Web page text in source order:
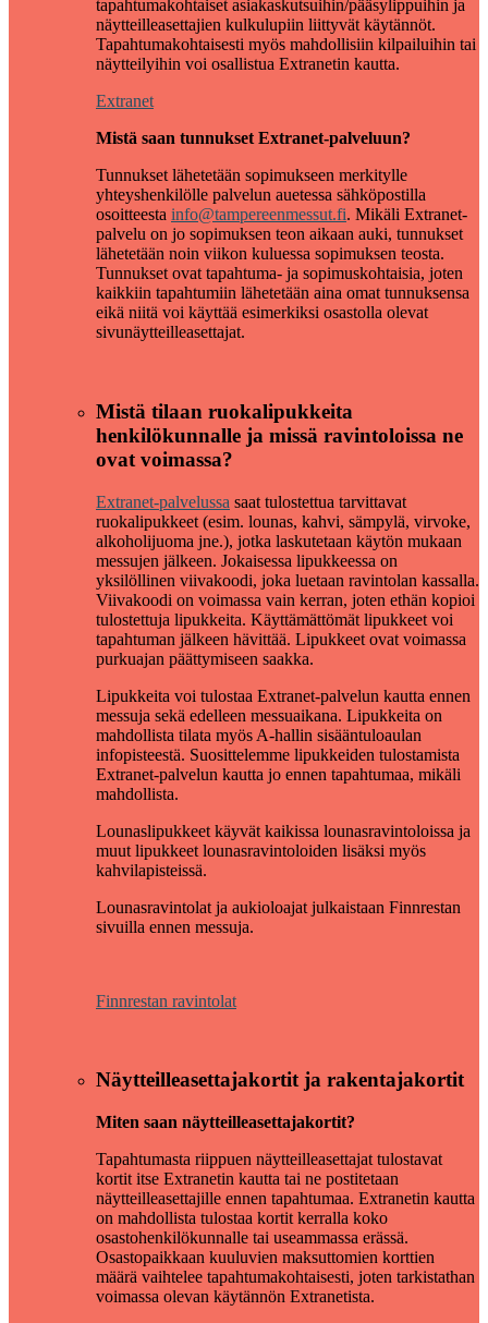
tapahtumakohtaiset asiakaskutsuihin/pääsylippuihin ja
näytteilleasettajien kulkulupiin liittyvät käytännöt.
Tapahtumakohtaisesti myös mahdollisiin kilpailuihin tai
näytteilyihin voi osallistua Extranetin kautta.
Extranet
Mistä saan tunnukset Extranet-palveluun?
Tunnukset lähetetään sopimukseen merkitylle
yhteyshenkilölle palvelun auetessa sähköpostilla
osoitteesta info@tampereenmessut.fi. Mikäli Extranet-
palvelu on jo sopimuksen teon aikaan auki, tunnukset
lähetetään noin viikon kuluessa sopimuksen teosta.
Tunnukset ovat tapahtuma- ja sopimuskohtaisia, joten
kaikkiin tapahtumiin lähetetään aina omat tunnuksensa
eikä niitä voi käyttää esimerkiksi osastolla olevat
sivunäytteilleasettajat.
Mistä tilaan ruokalipukkeita
henkilökunnalle ja missä ravintoloissa ne
ovat voimassa?
Extranet-palvelussa saat tulostettua tarvittavat
ruokalipukkeet (esim. lounas, kahvi, sämpylä, virvoke,
alkoholijuoma jne.), jotka laskutetaan käytön mukaan
messujen jälkeen. Jokaisessa lipukkeessa on
yksilöllinen viivakoodi, joka luetaan ravintolan kassalla.
Viivakoodi on voimassa vain kerran, joten ethän kopioi
tulostettuja lipukkeita. Käyttämättömät lipukkeet voi
tapahtuman jälkeen hävittää. Lipukkeet ovat voimassa
purkuajan päättymiseen saakka.
Lipukkeita voi tulostaa Extranet-palvelun kautta ennen
messuja sekä edelleen messuaikana. Lipukkeita on
mahdollista tilata myös A-hallin sisääntuloaulan
infopisteestä. Suosittelemme lipukkeiden tulostamista
Extranet-palvelun kautta jo ennen tapahtumaa, mikäli
mahdollista.
Lounaslipukkeet käyvät kaikissa lounasravintoloissa ja
muut lipukkeet lounasravintoloiden lisäksi myös
kahvilapisteissä.
Lounasravintolat ja aukioloajat julkaistaan Finnrestan
sivuilla ennen messuja.
Finnrestan ravintolat
Näytteilleasettajakortit ja rakentajakortit
Miten saan näytteilleasettajakortit?
Tapahtumasta riippuen näytteilleasettajat tulostavat
kortit itse Extranetin kautta tai ne postitetaan
näytteilleasettajille ennen tapahtumaa. Extranetin kautta
on mahdollista tulostaa kortit kerralla koko
osastohenkilökunnalle tai useammassa erässä.
Osastopaikkaan kuuluvien maksuttomien korttien
määrä vaihtelee tapahtumakohtaisesti, joten tarkistathan
voimassa olevan käytännön Extranetista.